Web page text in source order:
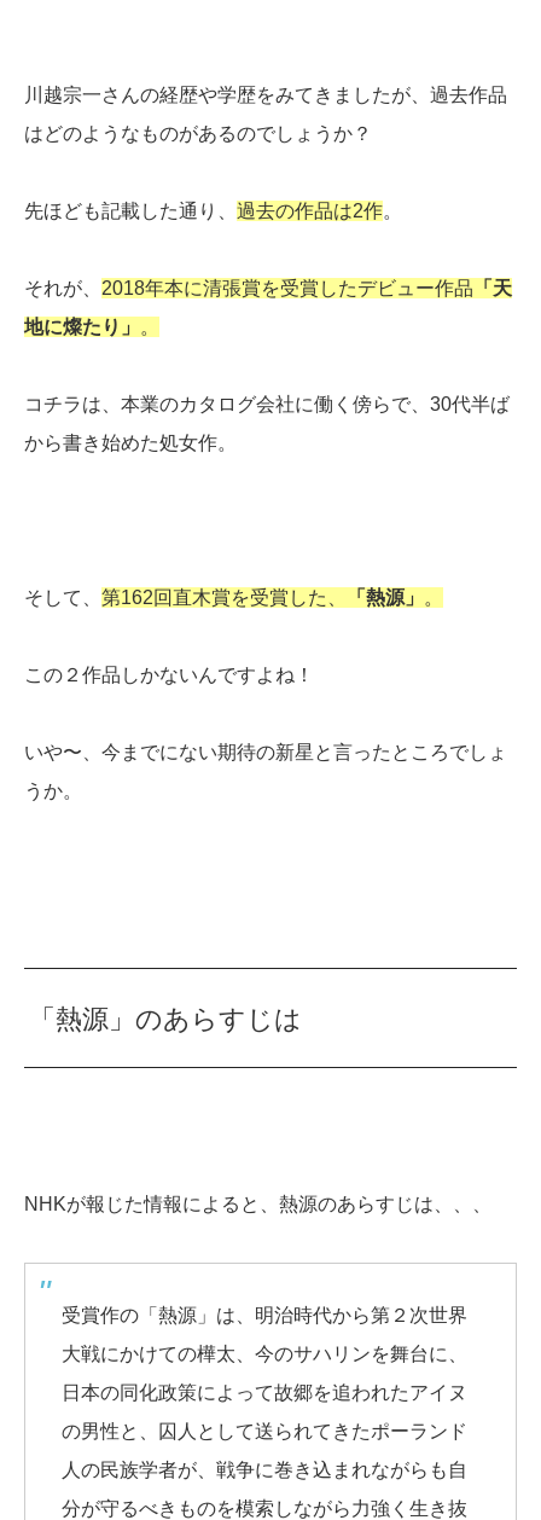
川越宗一さんの経歴や学歴をみてきましたが、過去作品
はどのようなものがあるのでしょうか？
先ほども記載した通り、 過去の作品は2作。
それが、 2018年本に清張賞を受賞したデビュー作品 「天
地に燦たり」
。
コチラは、本業のカタログ会社に働く傍らで、30代半ば
から書き始めた処女作。
そして、 第162回直木賞を受賞した、 「熱源」 。
この２作品しかないんですよね！
いや〜、今までにない期待の新星と言ったところでしょ
うか。
「熱源」のあらすじは
NHKが報じた情報によると、熱源のあらすじは、、、
受賞作の「熱源」は、明治時代から第２次世界
大戦にかけての樺太、今のサハリンを舞台に、
日本の同化政策によって故郷を追われたアイヌ
の男性と、囚人として送られてきたポーランド
人の民族学者が、戦争に巻き込まれながらも自
分が守るべきものを模索しながら力強く生き抜